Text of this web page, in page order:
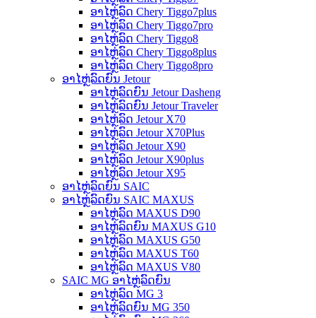
ອາໄຫຼ່ລົດ Chery Tiggo7plus
ອາໄຫຼ່ລົດ Chery Tiggo7pro
ອາໄຫຼ່ລົດ Chery Tiggo8
ອາໄຫຼ່ລົດ Chery Tiggo8plus
ອາໄຫຼ່ລົດ Chery Tiggo8pro
ອາໄຫຼ່ລົດຍົນ Jetour
ອາໄຫຼ່ລົດຍົນ Jetour Dasheng
ອາໄຫຼ່ລົດຍົນ Jetour Traveler
ອາໄຫຼ່ລົດ Jetour X70
ອາໄຫຼ່ລົດ Jetour X70Plus
ອາໄຫຼ່ລົດ Jetour X90
ອາໄຫຼ່ລົດ Jetour X90plus
ອາໄຫຼ່ລົດ Jetour X95
ອາໄຫຼ່ລົດຍົນ SAIC
ອາໄຫຼ່ລົດຍົນ SAIC MAXUS
ອາໄຫຼ່ລົດ MAXUS D90
ອາໄຫຼ່ລົດຍົນ MAXUS G10
ອາໄຫຼ່ລົດ MAXUS G50
ອາໄຫຼ່ລົດ MAXUS T60
ອາໄຫຼ່ລົດ MAXUS V80
SAIC MG ອາໄຫຼ່ລົດຍົນ
ອາໄຫຼ່ລົດ MG 3
ອາໄຫຼ່ລົດຍົນ MG 350